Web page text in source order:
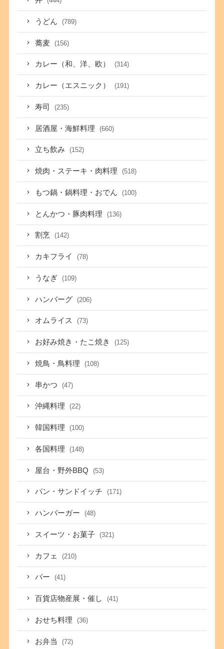
うどん (789)
蕎麦 (156)
カレー（和、洋、欧） (314)
カレー（エスニック） (191)
寿司 (235)
居酒屋・海鮮料理 (660)
立ち飲み (152)
焼肉・ステーキ・肉料理 (518)
もつ鍋・鍋料理・おでん (100)
とんかつ・豚肉料理 (136)
割烹 (142)
カキフライ (78)
うなぎ (109)
ハンバーグ (206)
オムライス (73)
お好み焼き・たこ焼き (125)
焼鳥・鳥料理 (108)
串かつ (47)
沖縄料理 (22)
韓国料理 (100)
各国料理 (148)
屋台・野外BBQ (53)
パン・サンドイッチ (171)
ハンバーガー (48)
スイーツ・お菓子 (321)
カフェ (210)
バー (41)
百貨店物産展・催し (41)
おせち料理 (36)
お弁当 (72)